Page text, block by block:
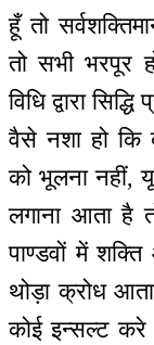
हूँ तो
तो सभी भरपूर
विधि द्वारा
वैसे नशा हो कि
को भूलना नहीं,
लगाना आता है
पाण्डवों में
थोड़ा क्रोध
कोई इन्सल्ट